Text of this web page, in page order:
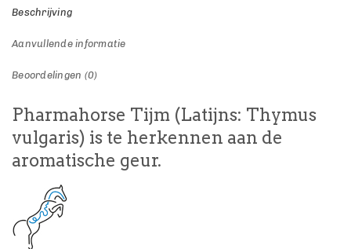
Beschrijving
Aanvullende informatie
Beoordelingen (0)
Pharmahorse Tijm (Latijns: Thymus
vulgaris) is te herkennen aan de
aromatische geur.